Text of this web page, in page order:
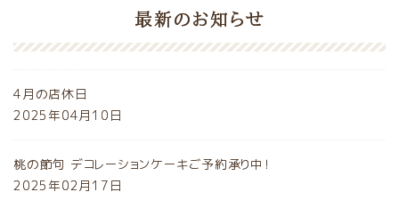
最新のお知らせ
4月の店休日
2025年04月10日
桃の節句 デコレーションケーキご予約承り中！
2025年02月17日